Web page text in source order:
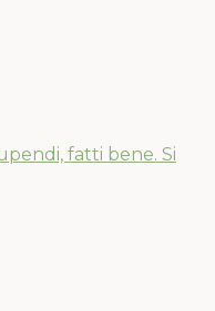
fatti bene. Si